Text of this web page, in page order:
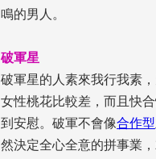
鳴的男人。
破軍星
破軍星的人素來我行我素
女性桃花比較差，而且快
到安慰。破軍不會像合作型
然決定全心全意的拼事業